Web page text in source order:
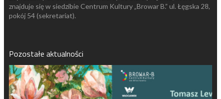
znajduje się w siedzibie Centrum Kultury „Browar B.” ul. Łęgska 28,
pokój 54 (sekretariat).
Pozostałe aktualności